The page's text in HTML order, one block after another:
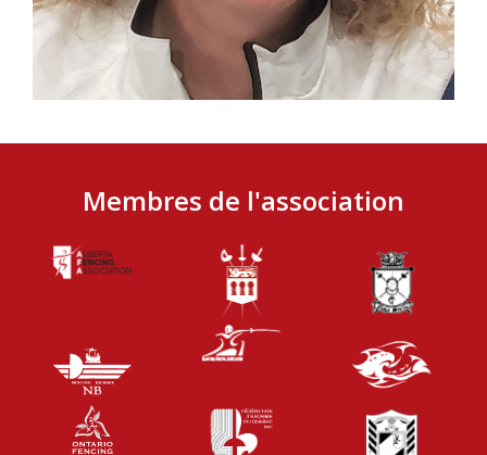
Membres de l'association